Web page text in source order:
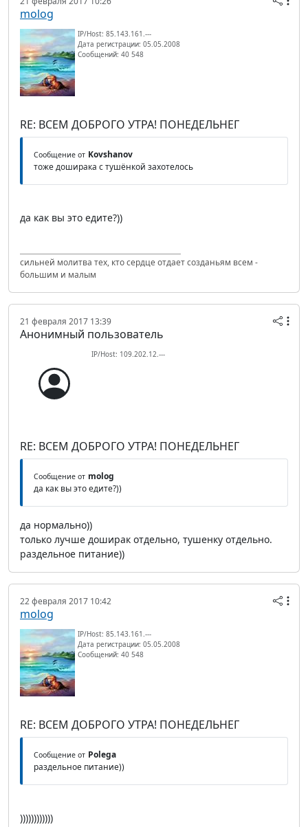
molog
IP/Host: 85.143.161.---
Дата регистрации: 05.05.2008
Сообщений: 40 548
RE: ВСЕМ ДОБРОГО УТРА! ПОНЕДЕЛЬНЕГ
Сообщение от Kovshanov
тоже доширака с тушёнкой захотелось
да как вы это едите?))
сильней молитва тех, кто сердце отдает созданьям всем -
большим и малым
21 февраля 2017 13:39
Анонимный пользователь
IP/Host: 109.202.12.---
RE: ВСЕМ ДОБРОГО УТРА! ПОНЕДЕЛЬНЕГ
Сообщение от molog
да как вы это едите?))
да нормально))
только лучше доширак отдельно, тушенку отдельно.
раздельное питание))
22 февраля 2017 10:42
molog
IP/Host: 85.143.161.---
Дата регистрации: 05.05.2008
Сообщений: 40 548
RE: ВСЕМ ДОБРОГО УТРА! ПОНЕДЕЛЬНЕГ
Сообщение от Polega
раздельное питание))
))))))))))))